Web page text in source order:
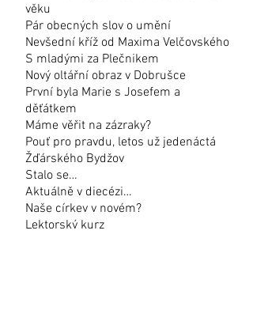
věku
Pár obecných slov o umění
Nevšední kříž od Maxima Velčovského
S mladými za Plečnikem
Nový oltářní obraz v Dobrušce
První byla Marie s Josefem a
děťátkem
Máme věřit na zázraky?
Pouť pro pravdu, letos už jedenáctá
Žďárského Bydžov
Stalo se…
Aktuálně v diecézi…
Naše církev v novém?
Lektorský kurz